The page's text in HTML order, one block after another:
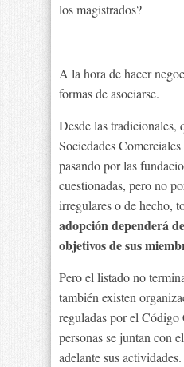
los magistrados?
A la hora de hacer
formas de asociarse.
Desde las tradicionales,
Sociedades
pasando por las
cuestionadas, pero no
irregulares o de hecho,
adopción dependerá
objetivos de sus
Pero el listado no
también existen
reguladas por el
personas se juntan con
adelante sus actividades.